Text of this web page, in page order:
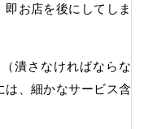
お店を後にしてしま
潰さなければならな
は、細かなサービス含